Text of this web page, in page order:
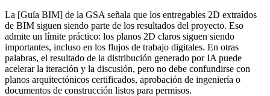
La [Guía BIM] de la GSA señala que los entregables 2D extraídos
de BIM siguen siendo parte de los resultados del proyecto. Eso
admite un límite práctico: los planos 2D claros siguen siendo
importantes, incluso en los flujos de trabajo digitales. En otras
palabras, el resultado de la distribución generado por IA puede
acelerar la iteración y la discusión, pero no debe confundirse con
planos arquitectónicos certificados, aprobación de ingeniería o
documentos de construcción listos para permisos.